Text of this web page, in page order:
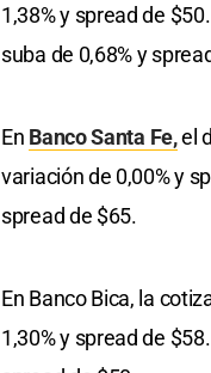
1,38% y spread de
suba de 0,68% y
En Banco Santa Fe,el
variación de 0,00% y
spread de $65.
En Banco Bica, la
1,30% y spread de